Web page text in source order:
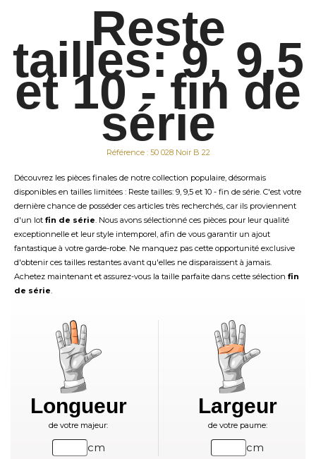
Reste
tailles: 9, 9,5
et 10 - fin de
série
Référence : 50 028 Noir B 22
Découvrez les pièces finales de notre collection populaire, désormais
disponibles en tailles limitées : Reste tailles: 9, 9,5 et 10 - fin de série. C'est votre
dernière chance de posséder ces articles très recherchés, car ils proviennent
d'un lot fin de série. Nous avons sélectionné ces pièces pour leur qualité
exceptionnelle et leur style intemporel, afin de vous garantir un ajout
fantastique à votre garde-robe. Ne manquez pas cette opportunité exclusive
d'obtenir ces tailles restantes avant qu'elles ne disparaissent à jamais.
Achetez maintenant et assurez-vous la taille parfaite dans cette sélection fin
de série.
Longueur
de votre majeur:
cm
Largeur
de votre paume:
cm